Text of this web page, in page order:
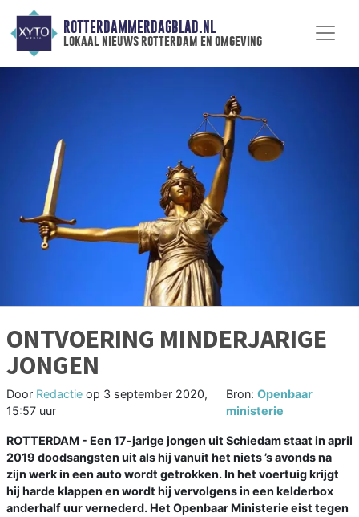
ROTTERDAMMERDAGBLAD.NL
lokaal nieuws rotterdam en omgeving
ONTVOERING MINDERJARIGE
JONGEN
Door Redactie op 3 september 2020,
15:57 uur
Bron: Openbaar
ministerie
ROTTERDAM - Een 17-jarige jongen uit Schiedam staat in april
2019 doodsangsten uit als hij vanuit het niets ’s avonds na
zijn werk in een auto wordt getrokken. In het voertuig krijgt
hij harde klappen en wordt hij vervolgens in een kelderbox
anderhalf uur vernederd. Het Openbaar Ministerie eist tegen